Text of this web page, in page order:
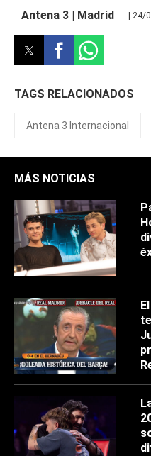
Antena 3 | Madrid
| 24/
TAGS RELACIONADOS
Antena 3 Internacional
MÁS NOTICIAS